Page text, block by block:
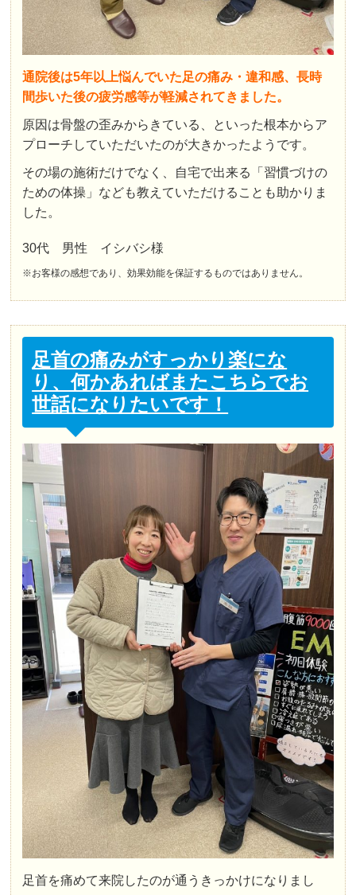
通院後は5年以上悩んでいた足の痛み・違和感、長時
間歩いた後の疲労感等が軽減されてきました。
原因は骨盤の歪みからきている、といった根本からア
プローチしていただいたのが大きかったようです。
その場の施術だけでなく、自宅で出来る「習慣づけの
ための体操」なども教えていただけることも助かりま
した。
30代 男性 イシバシ様
※お客様の感想であり、効果効能を保証するものではありません。
足首の痛みがすっかり楽にな
り、何かあればまたこちらでお
世話になりたいです！
足首を痛めて来院したのが通うきっかけになりまし